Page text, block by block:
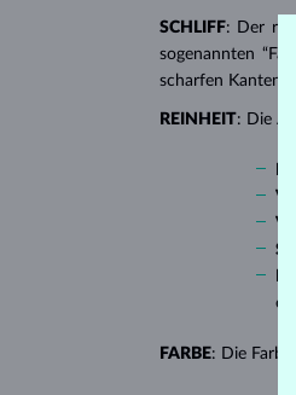
SCHLIFF: Der
sogenannten
scharfen Kanten,
REINHEIT: Die
SI
FARBE: Die